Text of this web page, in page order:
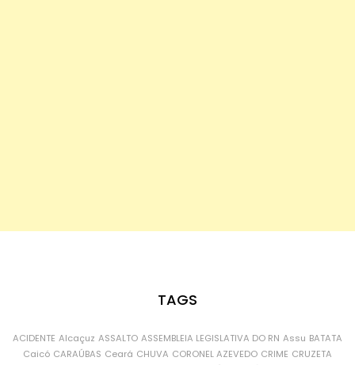
TAGS
ACIDENTE Alcaçuz ASSALTO ASSEMBLEIA LEGISLATIVA DO RN Assu BATATA
Caicó CARAÚBAS Ceará CHUVA CORONEL AZEVEDO CRIME CRUZETA